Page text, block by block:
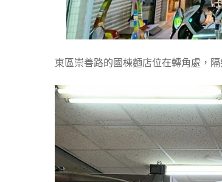
東區崇善路的國棟麵店位在轉角處，